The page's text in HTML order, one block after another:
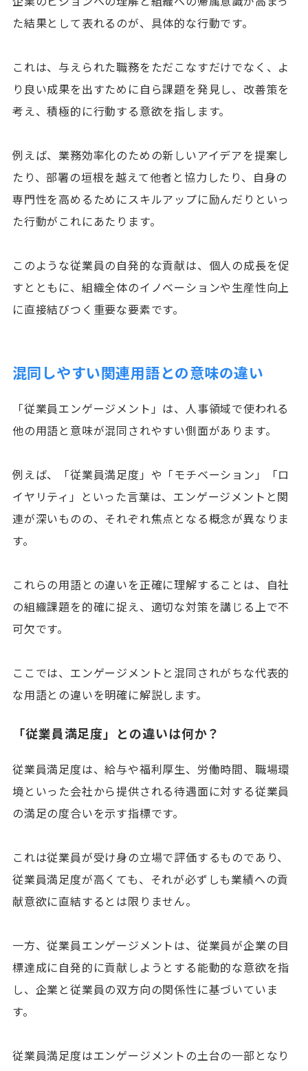
た結果として表れるのが、具体的な行動です。
これは、与えられた職務をただこなすだけでなく、よ
り良い成果を出すために自ら課題を発見し、改善策を
考え、積極的に行動する意欲を指します。
例えば、業務効率化のための新しいアイデアを提案し
たり、部署の垣根を越えて他者と協力したり、自身の
専門性を高めるためにスキルアップに励んだりといっ
た行動がこれにあたります。
このような従業員の自発的な貢献は、個人の成長を促
すとともに、組織全体のイノベーションや生産性向上
に直接結びつく重要な要素です。
混同しやすい関連用語との意味の違い
「従業員エンゲージメント」は、人事領域で使われる
他の用語と意味が混同されやすい側面があります。
例えば、「従業員満足度」や「モチベーション」「ロ
イヤリティ」といった言葉は、エンゲージメントと関
連が深いものの、それぞれ焦点となる概念が異なりま
す。
これらの用語との違いを正確に理解することは、自社
の組織課題を的確に捉え、適切な対策を講じる上で不
可欠です。
ここでは、エンゲージメントと混同されがちな代表的
な用語との違いを明確に解説します。
「従業員満足度」との違いは何か？
従業員満足度は、給与や福利厚生、労働時間、職場環
境といった会社から提供される待遇面に対する従業員
の満足の度合いを示す指標です。
これは従業員が受け身の立場で評価するものであり、
従業員満足度が高くても、それが必ずしも業績への貢
献意欲に直結するとは限りません。
一方、従業員エンゲージメントは、従業員が企業の目
標達成に自発的に貢献しようとする能動的な意欲を指
し、企業と従業員の双方向の関係性に基づいていま
す。
従業員満足度はエンゲージメントの土台の一部となり